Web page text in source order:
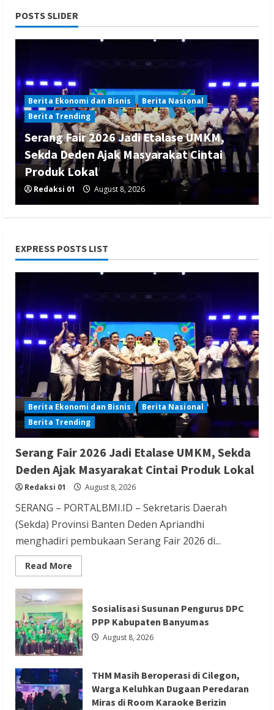
POSTS SLIDER
Berita Ekonomi dan Bisnis
Berita Nasional
Berita Trending
Serang Fair 2026 Jadi Etalase UMKM,
Sekda Deden Ajak Masyarakat Cintai
Produk Lokal
Redaksi 01 August 8, 2026
Berita Nasional Berita Politik
Sosialisasi Susunan Pengurus DPC PPP
Kabupaten Banyumas
Redaksi 01 August 8, 2026
Berita Lifestyle dan Insurance
Berita Terbaru
THM Masih Beroperasi di Cilegon, Warga
Keluhkan Dugaan Peredaran Miras di
Room Karaoke Berizin Restoran
Redaksi 01 August 8, 2026
Berita Ekonomi dan Bisnis
Berita Trending
GIIAS Education Day Menjadi Sarana
Belajar Interaktif bagi Pelajar SMK
Sederajat hingga Perguruan Tinggi
Redaksi 01 August 8, 2026
EXPRESS POSTS LIST
Berita Ekonomi dan Bisnis
Berita Nasional
Berita Trending
Serang Fair 2026 Jadi Etalase UMKM, Sekda
Deden Ajak Masyarakat Cintai Produk Lokal
Redaksi 01 August 8, 2026
SERANG – PORTALBMI.ID – Sekretaris Daerah
(Sekda) Provinsi Banten Deden Apriandhi
menghadiri pembukaan Serang Fair 2026 di...
Read More
more
Serang
Fair
2026
Jadi
Etalase
UMKM,
Sekda
Deden
Ajak
Masyarakat
Cintai
Produk
Lokal
Sosialisasi Susunan Pengurus DPC
PPP Kabupaten Banyumas
August 8, 2026
THM Masih Beroperasi di Cilegon,
Warga Keluhkan Dugaan Peredaran
Miras di Room Karaoke Berizin